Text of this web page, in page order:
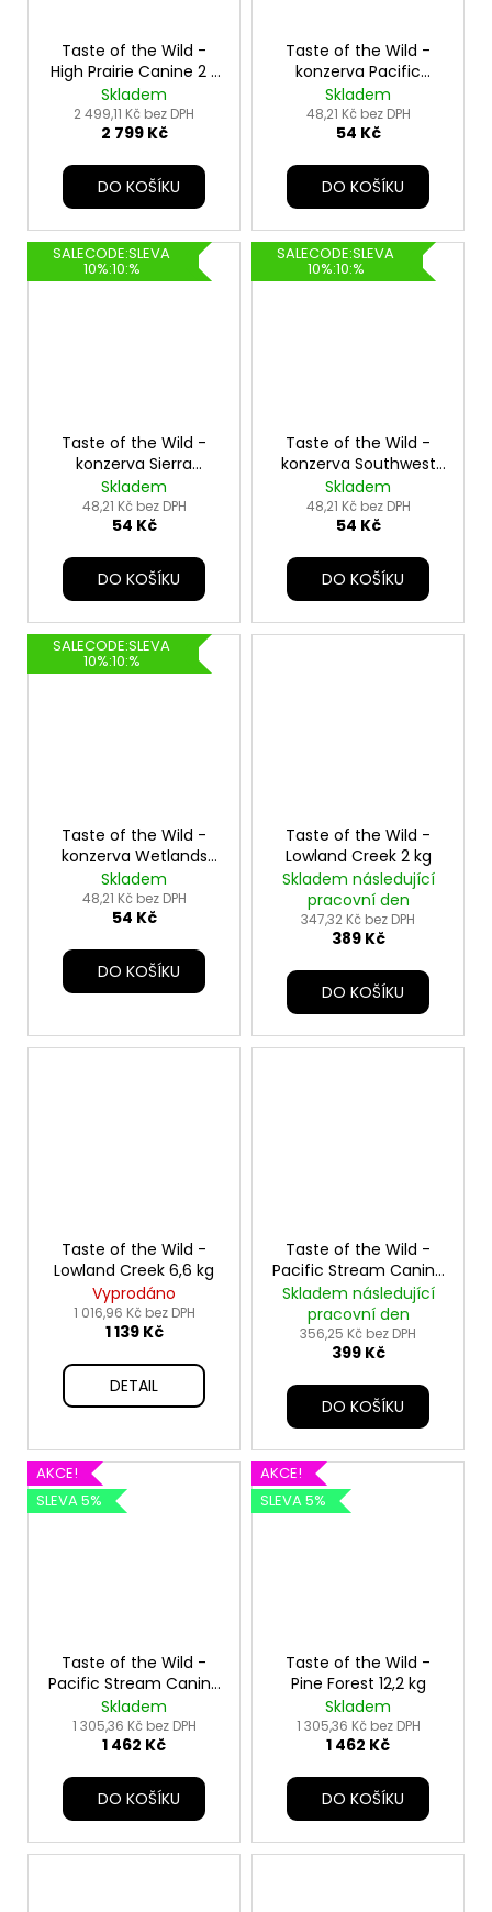
Taste of the Wild -
High Prairie Canine 2 x
12kg
Skladem
2 499,11 Kč bez DPH
2 799 Kč
DO KOŠÍKU
Taste of the Wild -
konzerva Pacific
Stream - 390g
Skladem
48,21 Kč bez DPH
54 Kč
DO KOŠÍKU
SALECODE:SLEVA
10%:10:%
Taste of the Wild -
konzerva Sierra
Mountain - 390g
Skladem
48,21 Kč bez DPH
54 Kč
DO KOŠÍKU
SALECODE:SLEVA
10%:10:%
Taste of the Wild -
konzerva Southwest
Canyon - 390g
Skladem
48,21 Kč bez DPH
54 Kč
DO KOŠÍKU
SALECODE:SLEVA
10%:10:%
Taste of the Wild -
konzerva Wetlands
Wild Fowl - 390g
Skladem
48,21 Kč bez DPH
54 Kč
DO KOŠÍKU
Taste of the Wild -
Lowland Creek 2 kg
Skladem následující
pracovní den
347,32 Kč bez DPH
389 Kč
DO KOŠÍKU
Taste of the Wild -
Lowland Creek 6,6 kg
Vyprodáno
1 016,96 Kč bez DPH
1 139 Kč
DETAIL
Taste of the Wild -
Pacific Stream Canine
- 2 kg
Skladem následující
pracovní den
356,25 Kč bez DPH
399 Kč
DO KOŠÍKU
AKCE!
SLEVA 5%
Taste of the Wild -
Pacific Stream Canine
12,2 kg
Skladem
1 305,36 Kč bez DPH
1 462 Kč
DO KOŠÍKU
AKCE!
SLEVA 5%
Taste of the Wild -
Pine Forest 12,2 kg
Skladem
1 305,36 Kč bez DPH
1 462 Kč
DO KOŠÍKU